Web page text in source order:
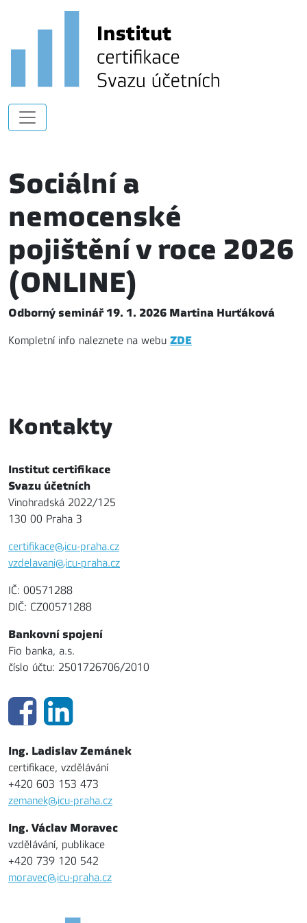
Sociální a
nemocenské
pojištění v roce 2026
(ONLINE)
Odborný seminář 19. 1. 2026 Martina Hurťáková
Kompletní info naleznete na webu ZDE
Kontakty
Institut certifikace
Svazu účetních
Vinohradská 2022/125
130 00 Praha 3
certifikace@icu-praha.cz
vzdelavani@icu-praha.cz
IČ: 00571288
DIČ: CZ00571288
Bankovní spojení
Fio banka, a.s.
číslo účtu: 2501726706/2010
Ing. Ladislav Zemánek
certifikace, vzdělávání
+420 603 153 473
zemanek@icu-praha.cz
Ing. Václav Moravec
vzdělávání, publikace
+420 739 120 542
moravec@icu-praha.cz